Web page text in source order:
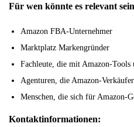
Für wen könnte es relevant
Amazon FBA-Unternehmer
Marktplatz Markengründer
Fachleute, die mit Amazon-Tools
Agenturen, die Amazon-
Menschen, die sich für Amazon-
Kontaktinformationen: